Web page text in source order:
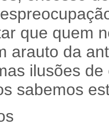
que quem
arauto da
ilusões
sabemos